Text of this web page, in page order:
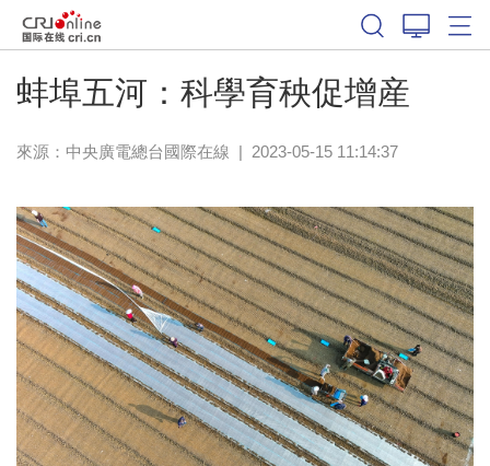
蚌埠五河：科學育秧促增産
來源：中央廣電總台國際在線 | 2023-05-15 11:14:37